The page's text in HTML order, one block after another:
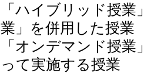
「ハイブリッド授業
業」を併用した授業
「オンデマンド授業
って実施する授業